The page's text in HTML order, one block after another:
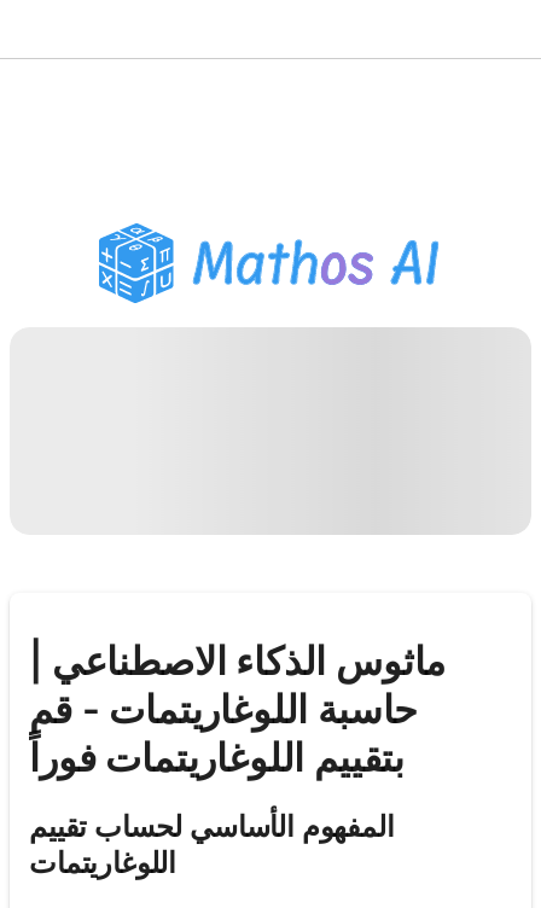
مساعد واجبات PDF
أدوات الدراسة
ماثوس الذكاء الاصطناعي |
حاسبة اللوغاريتمات - قم
بتقييم اللوغاريتمات فوراً
المفهوم الأساسي لحساب تقييم
اللوغاريتمات